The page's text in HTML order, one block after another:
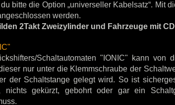
bitte die Option „universeller Kabelsatz“. Mit
werden.
2Takt Zweizylinder und Fahrzeuge mit
Schaltautomaten "IONIC" kann von
nur unter die Klemmschraube der
der Schaltstange gelegt wird. So ist
gekürzt, gebohrt oder gar ein